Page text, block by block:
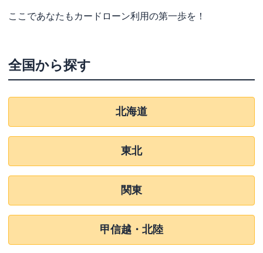
ここであなたもカードローン利用の第一歩を！
全国から探す
北海道
東北
関東
甲信越・北陸